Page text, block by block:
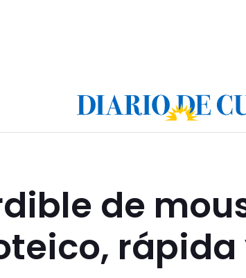
de
rápida